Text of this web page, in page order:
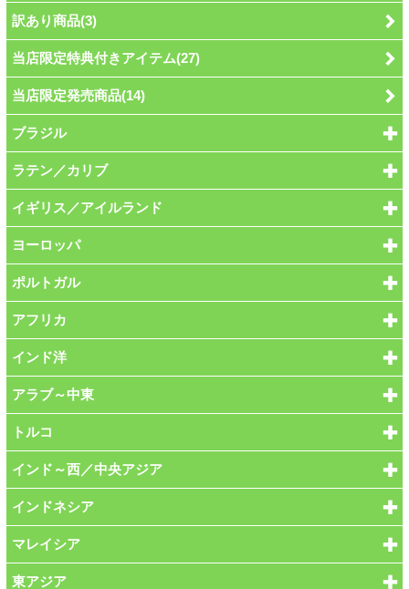
訳あり商品(3)
当店限定特典付きアイテム(27)
当店限定発売商品(14)
ブラジル
ラテン／カリブ
イギリス／アイルランド
ヨーロッパ
ポルトガル
アフリカ
インド洋
アラブ～中東
トルコ
インド～西／中央アジア
インドネシア
マレイシア
東アジア